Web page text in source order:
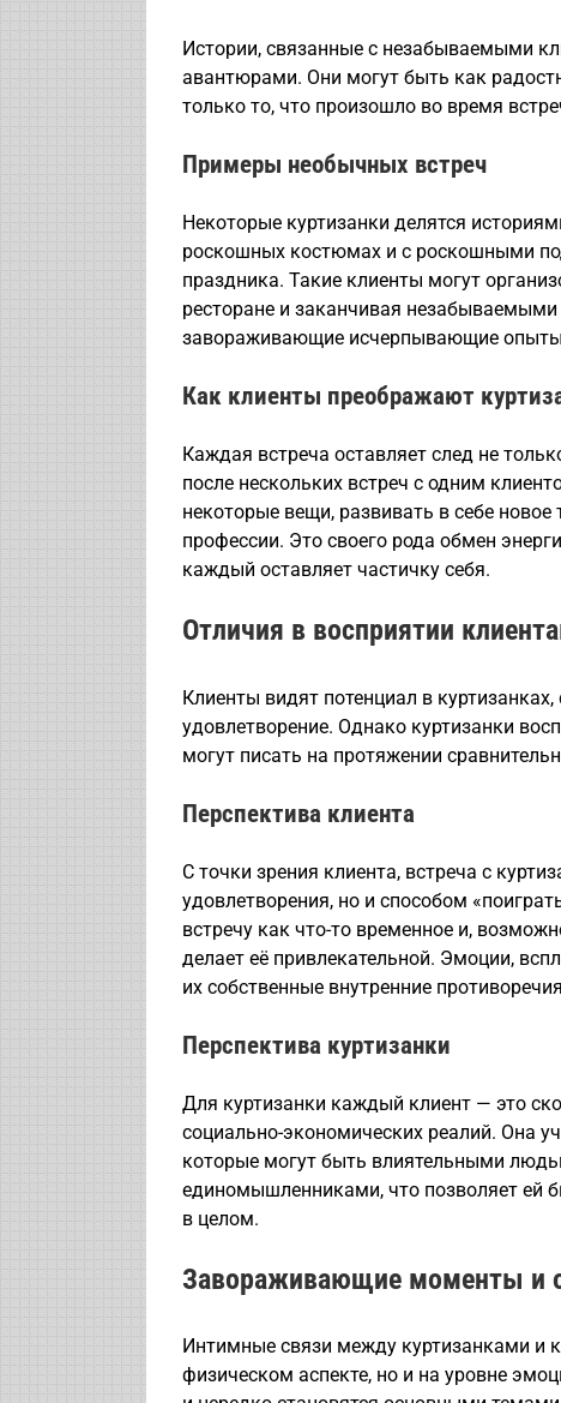
Истории, связанные с незабываемыми
авантюрами. Они могут быть как
только то, что произошло во время
Примеры необычных встреч
Некоторые куртизанки делятся
роскошных костюмах и с роскошными
праздника. Такие клиенты могут
ресторане и заканчивая
завораживающие исчерпывающие
Как клиенты преображают
Каждая встреча оставляет след не
после нескольких встреч с одним
некоторые вещи, развивать в себе
профессии. Это своего рода обмен
каждый оставляет частичку себя.
Отличия в восприятии
Клиенты видят потенциал в
удовлетворение. Однако куртизанки
могут писать на протяжении
Перспектива клиента
С точки зрения клиента, встреча с
удовлетворения, но и способом
встречу как что-то временное и,
делает её привлекательной. Эмоции,
их собственные внутренние
Перспектива куртизанки
Для куртизанки каждый клиент — это
социально-экономических реалий. Она
которые могут быть влиятельными
единомышленниками, что позволяет ей
в целом.
Завораживающие моменты и
Интимные связи между куртизанками и
физическом аспекте, но и на уровне